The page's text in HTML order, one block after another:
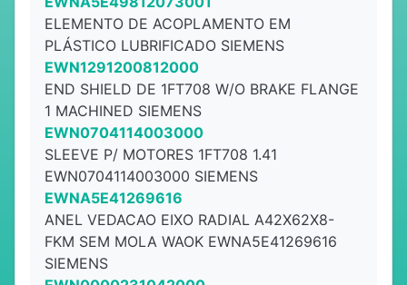
ELEMENTO DE ACOPLAMENTO EM
PLÁSTICO LUBRIFICADO SIEMENS
EWN1291200812000
END SHIELD DE 1FT708 W/O BRAKE FLANGE
1 MACHINED SIEMENS
EWN0704114003000
SLEEVE P/ MOTORES 1FT708 1.41
EWN0704114003000 SIEMENS
EWNA5E41269616
ANEL VEDACAO EIXO RADIAL A42X62X8-
FKM SEM MOLA WAOK EWNA5E41269616
SIEMENS